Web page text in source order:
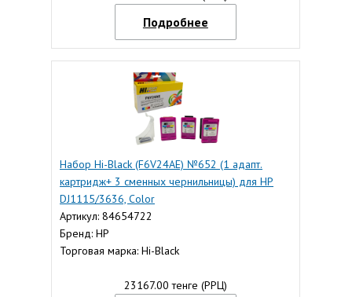
Подробнее
Набор Hi-Black (F6V24AE) №652 (1 адапт.
картридж+ 3 сменных чернильницы) для HP
DJ1115/3636, Color
Артикул: 84654722
Бренд: HP
Торговая марка: Hi-Black
23167.00 тенге (РРЦ)